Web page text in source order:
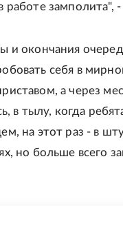
замполита", -
и окончания
себя в
а через
в тылу, когда
на этот раз - в
но больше всего